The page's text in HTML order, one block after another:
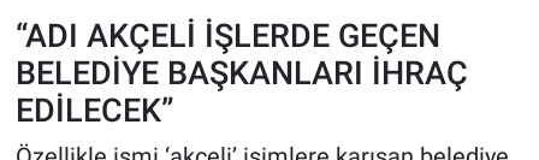
“ADI AKÇELİ İŞLERDE GEÇEN
BELEDİYE BAŞKANLARI İHRAÇ
EDİLECEK”